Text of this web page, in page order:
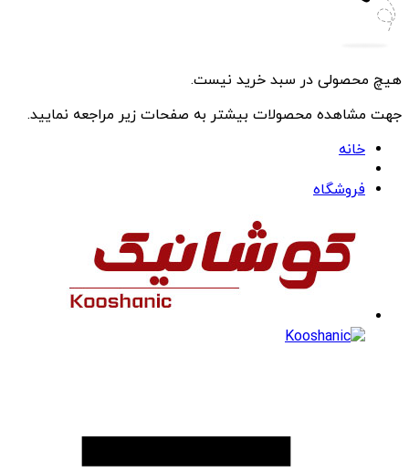
هیچ محصولی در سبد خرید نیست.
جهت مشاهده محصولات بیشتر به صفحات زیر مراجعه نمایید.
خانه
فروشگاه